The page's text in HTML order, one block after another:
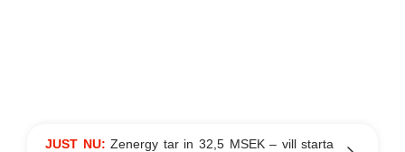
JUST NU:Zenergy tar in 32,5 MSEK – vill starta